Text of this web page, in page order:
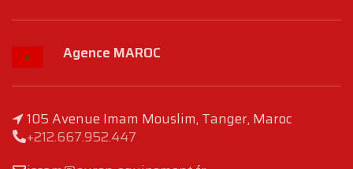
Agence MAROC
105 Avenue Imam Mouslim, Tanger, Maroc
+212.667.952.447